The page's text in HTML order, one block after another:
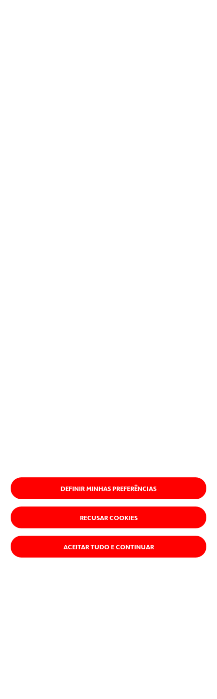
DEFINIR MINHAS PREFERÊNCIAS
RECUSAR COOKIES
ACEITAR TUDO E CONTINUAR